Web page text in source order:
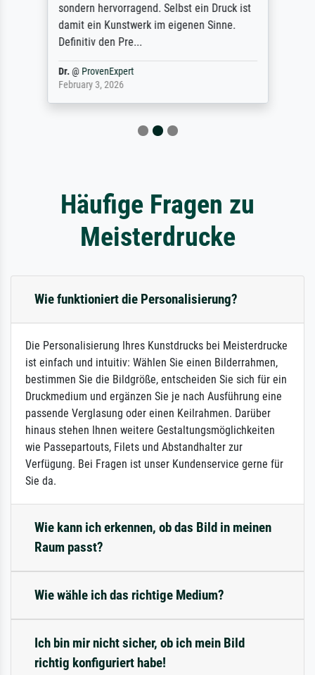
sondern hervorragend. Selbst ein Druck ist
damit ein Kunstwerk im eigenen Sinne.
Definitiv den Pre...
Dr.@ ProvenExpert
February 3, 2026
Häufige Fragen zu
Meisterdrucke
Wie funktioniert die Personalisierung?
Die Personalisierung Ihres Kunstdrucks bei Meisterdrucke
ist einfach und intuitiv: Wählen Sie einen Bilderrahmen,
bestimmen Sie die Bildgröße, entscheiden Sie sich für ein
Druckmedium und ergänzen Sie je nach Ausführung eine
passende Verglasung oder einen Keilrahmen. Darüber
hinaus stehen Ihnen weitere Gestaltungsmöglichkeiten
wie Passepartouts, Filets und Abstandhalter zur
Verfügung. Bei Fragen ist unser Kundenservice gerne für
Sie da.
Wie kann ich erkennen, ob das Bild in meinen
Raum passt?
Wie wähle ich das richtige Medium?
Ich bin mir nicht sicher, ob ich mein Bild
richtig konfiguriert habe!